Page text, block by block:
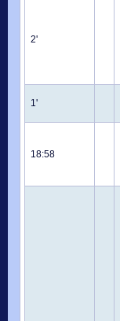
2'
1'
18:58